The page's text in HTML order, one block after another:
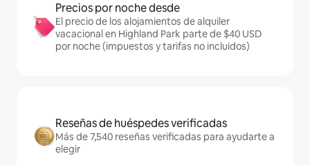
Precios por noche desde
El precio de los alojamientos de alquiler
vacacional en Highland Park parte de $40 USD
por noche (impuestos y tarifas no incluidos)
Reseñas de huéspedes verificadas
Más de 7,540 reseñas verificadas para ayudarte a
elegir